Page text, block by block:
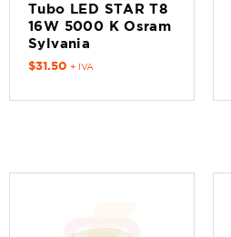
Tubo LED STAR T8
16W 5000 K Osram
Sylvania
$31.50 + IVA